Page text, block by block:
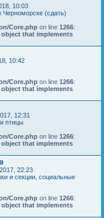
10:03
(сдать)
Core.php on line 1266:
object that implements
10:42
Core.php on line 1266:
object that implements
12:31
птицы
Core.php on line 1266:
object that implements
22:23
и секции, социальные
Core.php on line 1266:
object that implements